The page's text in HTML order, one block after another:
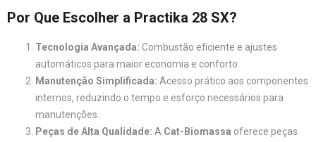
Por Que Escolher a Practika 28 SX?
Tecnologia Avançada: Combustão eficiente e ajustes
automáticos para maior economia e conforto.
Manutenção Simplificada: Acesso prático aos componentes
internos, reduzindo o tempo e esforço necessários para
manutenções.
Peças de Alta Qualidade: A Cat-Biomassa oferece peças